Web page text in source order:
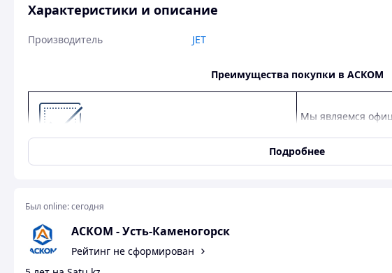
Характеристики и описание
Производитель JET
Преимущества покупки в АСКОМ
Мы являемся
Подробнее
Был online:сегодня
АСКОМ - Усть-Каменогорск
Рейтинг не сформирован